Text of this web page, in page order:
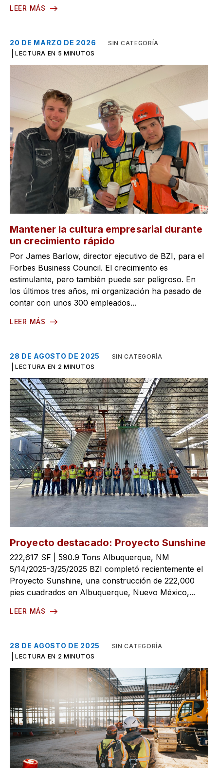
LEER MÁS
20 DE MARZO DE 2026
SIN CATEGORÍA
LECTURA EN 5 MINUTOS
Mantener la cultura empresarial durante
un crecimiento rápido
Por James Barlow, director ejecutivo de BZI, para el
Forbes Business Council. El crecimiento es
estimulante, pero también puede ser peligroso. En
los últimos tres años, mi organización ha pasado de
contar con unos 300 empleados...
LEER MÁS
28 DE AGOSTO DE 2025
SIN CATEGORÍA
LECTURA EN 2 MINUTOS
Proyecto destacado: Proyecto Sunshine
222,617 SF | 590.9 Tons Albuquerque, NM
5/14/2025-3/25/2025 BZI completó recientemente el
Proyecto Sunshine, una construcción de 222,000
pies cuadrados en Albuquerque, Nuevo México,...
LEER MÁS
28 DE AGOSTO DE 2025
SIN CATEGORÍA
LECTURA EN 2 MINUTOS